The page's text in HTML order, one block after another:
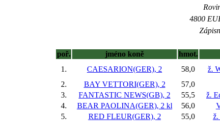
4800
poř. jméno koně
hmot.
1.
CAESARION(GER), 2 58,0
ž.
2.
BAY VETTORI(GER), 2
57,0
3.
FANTASTIC NEWS(GB), 2 55,5
ž.
4.
BEAR PAOLINA(GER), 2 kl 56,0
5.
RED FLEUR(GER), 2 55,0
ž.